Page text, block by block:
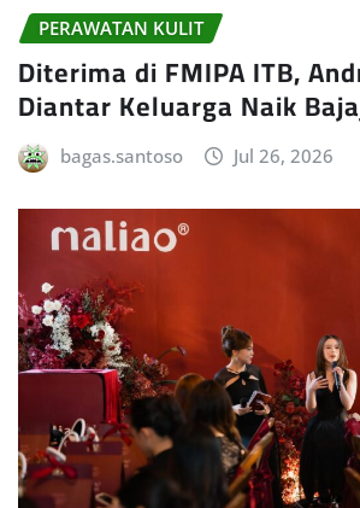
PERAWATAN KULIT
Diterima di FMIPA ITB,
Diantar Keluarga Naik
bagas.santoso Jul 26, 2026